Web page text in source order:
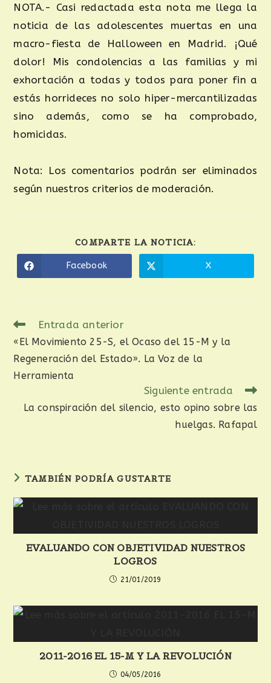
NOTA.- Casi redactada esta nota me llega la
noticia de las adolescentes muertas en una
macro-fiesta de Halloween en Madrid. ¡Qué
dolor! Mis condolencias a las familias y mi
exhortación a todas y todos para poner fin a
estás horrideces no solo hiper-mercantilizadas
sino además, como se ha comprobado,
homicidas.
Nota: Los comentarios podrán ser eliminados
según nuestros criterios de moderación.
COMPARTE LA NOTICIA:
Facebook X
Entrada anterior
«El Movimiento 25-S, el Ocaso del 15-M y la
Regeneración del Estado». La Voz de la
Herramienta
Siguiente entrada
La conspiración del silencio, esto opino sobre las
huelgas. Rafapal
TAMBIÉN PODRÍA GUSTARTE
EVALUANDO CON OBJETIVIDAD NUESTROS
LOGROS
21/01/2019
2011-2016 EL 15-M Y LA REVOLUCIÓN
04/05/2016